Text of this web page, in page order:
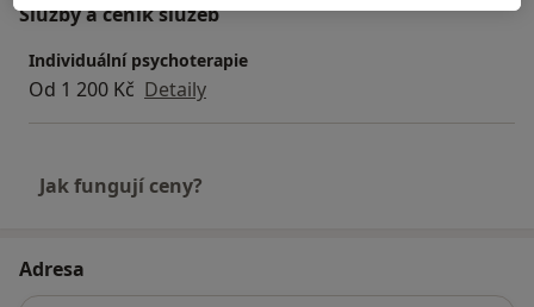
Služby a ceník služeb
Individuální psychoterapie
Od 1 200 Kč Detaily
Jak fungují ceny?
Adresa